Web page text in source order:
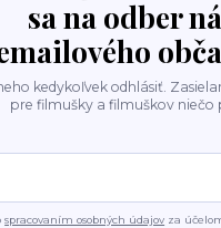
sa na odber
kedykoľvek odhlásiť.
pre filmušky a filmuškov niečo
spracovaním osobných údajov za